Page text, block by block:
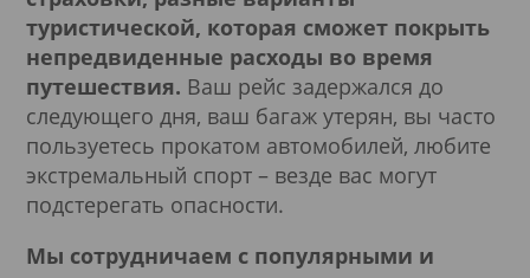
туристической, которая сможет покрыть
непредвиденные расходы во время
путешествия. Ваш рейс задержался до
следующего дня, ваш багаж утерян, вы часто
пользуетесь прокатом автомобилей, любите
экстремальный спорт – везде вас могут
подстерегать опасности.
Мы сотрудничаем с популярными и